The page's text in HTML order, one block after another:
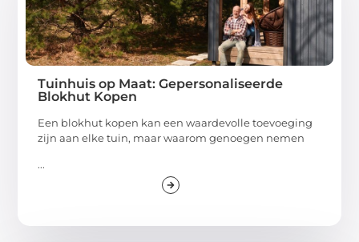
Tuinhuis op Maat: Gepersonaliseerde
Blokhut Kopen
Een blokhut kopen kan een waardevolle toevoeging
zijn aan elke tuin, maar waarom genoegen nemen
...